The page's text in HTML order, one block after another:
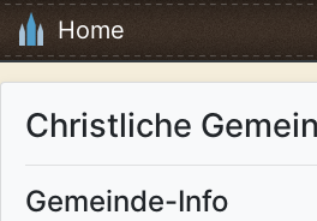
Home
Christliche
Gemeinde-Info